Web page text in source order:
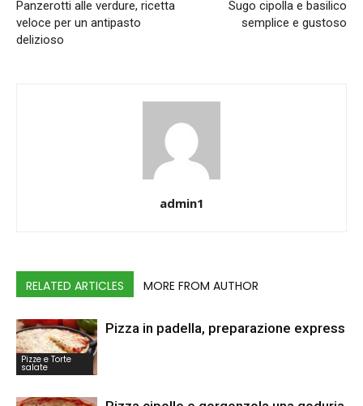
Panzerotti alle verdure, ricetta
veloce per un antipasto
delizioso
Sugo cipolla e basilico
semplice e gustoso
admin1
RELATED ARTICLES MORE FROM AUTHOR
Pizze e Torte
salate
Pizza in padella, preparazione express